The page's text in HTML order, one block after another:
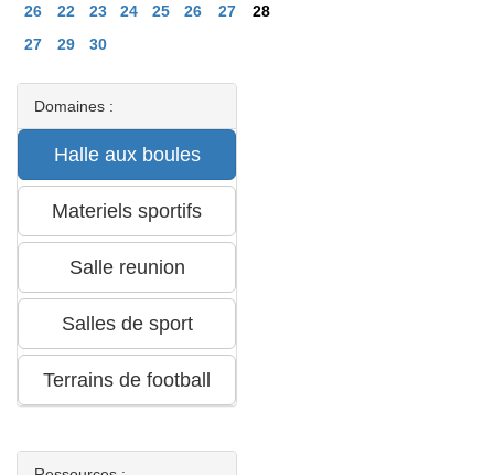
26
22 23 24 25 26 27
28
27
29 30
Domaines :